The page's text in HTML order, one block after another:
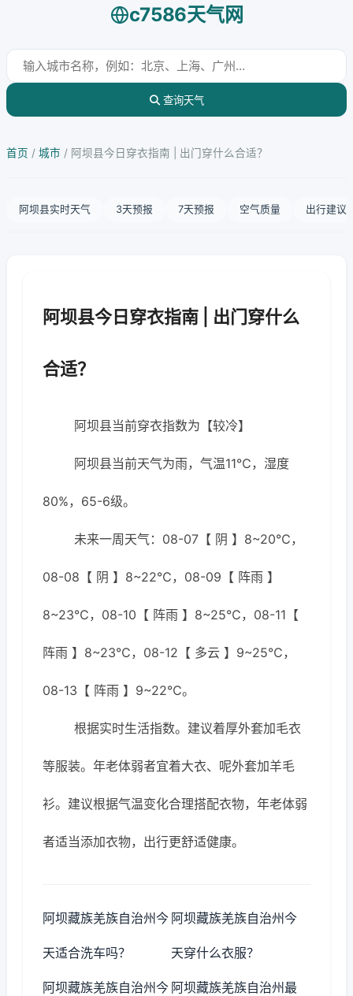
c7586天气网
查询天气
首页 / 城市 / 阿坝县今日穿衣指南 | 出门穿什么合适？
阿坝县实时天气 3天预报 7天预报 空气质量 出行建议
阿坝县今日穿衣指南 | 出门穿什么
合适？
阿坝县当前穿衣指数为【较冷】
阿坝县当前天气为雨，气温11℃，湿度
80%，65-6级。
未来一周天气：08-07【 阴 】8~20℃，
08-08【 阴 】8~22℃，08-09【 阵雨 】
8~23℃，08-10【 阵雨 】8~25℃，08-11【
阵雨 】8~23℃，08-12【 多云 】9~25℃，
08-13【 阵雨 】9~22℃。
根据实时生活指数。建议着厚外套加毛衣
等服装。年老体弱者宜着大衣、呢外套加羊毛
衫。建议根据气温变化合理搭配衣物，年老体弱
者适当添加衣物，出行更舒适健康。
阿坝藏族羌族自治州今
天适合洗车吗？
阿坝藏族羌族自治州今
天穿什么衣服？
阿坝藏族羌族自治州今 阿坝藏族羌族自治州最